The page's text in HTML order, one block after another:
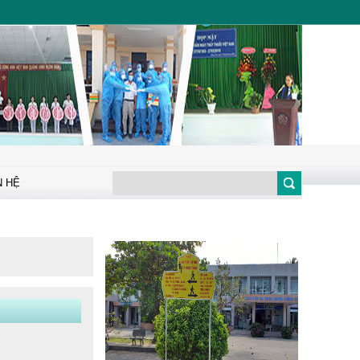
HỆ
YÊU CẦU BÁO GIÁ BỘ
MÁY VI TÍNH KHÁM
BỆNH TỪ XA
HỘI NGHỊ TẬP HUẤN,
PHỔ BIẾN KIẾN THỨC
VỀ AN TOÀN THỰC
PHẨM ĐỐI VỚI...
chào giá thực hiện gói
thầu Sữa chữa, bảo trì...
Giồng Trôm tổ chức Tết
Trung thu cho con em...
Thẩm định hồ sơ bệnh án
điện tử tại trung tâm y tế
khu vực Giồng Trôm
THÔNG BÁO Về việc mời